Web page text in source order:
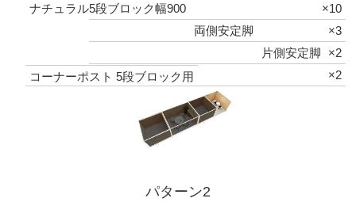
ナチュラル5段ブロック幅900
×10
両側安定脚
×3
片側安定脚
×2
コーナーポスト 5段ブロック用
×2
パターン2